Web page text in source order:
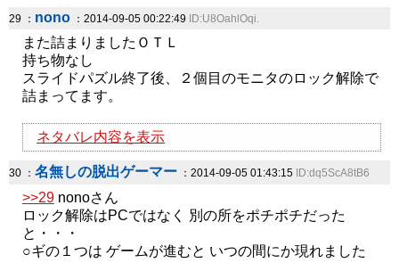
29 ： nono ：2014-09-05 00:22:49 ID:U8OahlOqi.
また詰まりましたＯＴＬ
持ち物なし
スライドパズル終了後、２個目のモニタのロック解除で
詰まってます。
ネタバレ内容を表示
30 ： 名無しの脱出ゲーマー ：2014-09-05 01:43:15 ID:dq5ScA8tB6
>>29 nonoさん
ロック解除はPCではなく 別の所をポチポチだった
と・・・
○ギの１つは ゲームが進むと いつの間にか現れました